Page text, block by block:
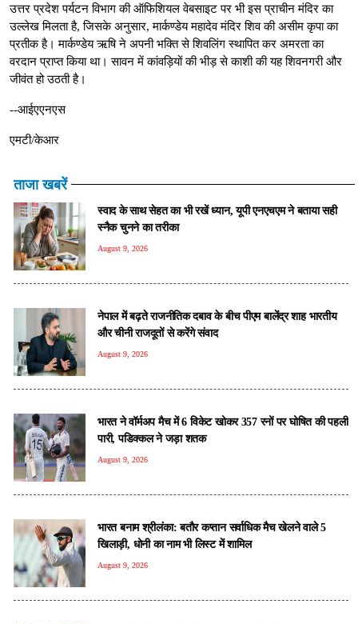
उत्तर प्रदेश पर्यटन विभाग की ऑफिशियल वेबसाइट पर भी इस प्राचीन मंदिर का
उल्लेख मिलता है, जिसके अनुसार, मार्कण्डेय महादेव मंदिर शिव की असीम कृपा का
प्रतीक है। मार्कण्डेय ऋषि ने अपनी भक्ति से शिवलिंग स्थापित कर अमरता का
वरदान प्राप्त किया था। सावन में कांवड़ियों की भीड़ से काशी की यह शिवनगरी और
जीवंत हो उठती है।
--आईएएनएस
एमटी/केआर
ताजा खबरें
स्वाद के साथ सेहत का भी रखें ध्यान, यूपी एनएचएम ने बताया सही
स्नैक चुनने का तरीका
August 9, 2026
नेपाल में बढ़ते राजनीतिक दबाव के बीच पीएम बालेंद्र शाह भारतीय
और चीनी राजदूतों से करेंगे संवाद
August 9, 2026
भारत ने वॉर्मअप मैच में 6 विकेट खोकर 357 रनों पर घोषित की पहली
पारी, पडिक्कल ने जड़ा शतक
August 9, 2026
भारत बनाम श्रीलंका: बतौर कप्तान सर्वाधिक मैच खेलने वाले 5
खिलाड़ी, धोनी का नाम भी लिस्ट में शामिल
August 9, 2026